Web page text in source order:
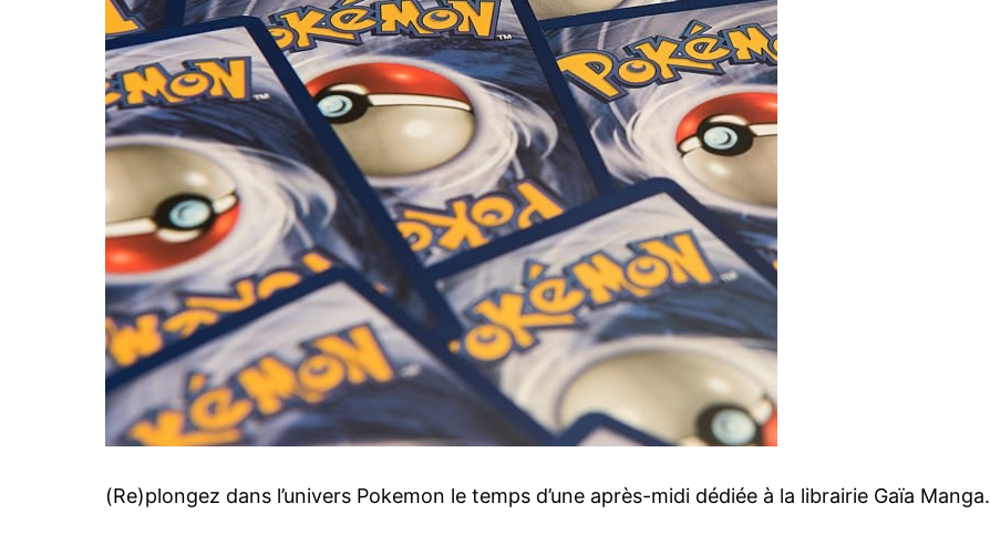
(Re)plongez dans l’univers Pokemon le temps d’une après-midi dédiée à la librairie Gaïa Manga.